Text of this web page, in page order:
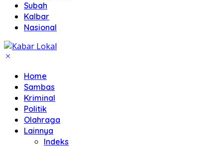
Subah
Kalbar
Nasional
Home
Sambas
Kriminal
Politik
Olahraga
Lainnya
Indeks